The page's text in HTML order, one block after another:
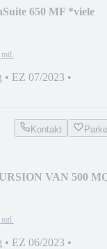
650 MF *viele
mtl.
• EZ 07/2023 •
Kontakt
VAN 500
mtl.
• EZ 06/2023 •